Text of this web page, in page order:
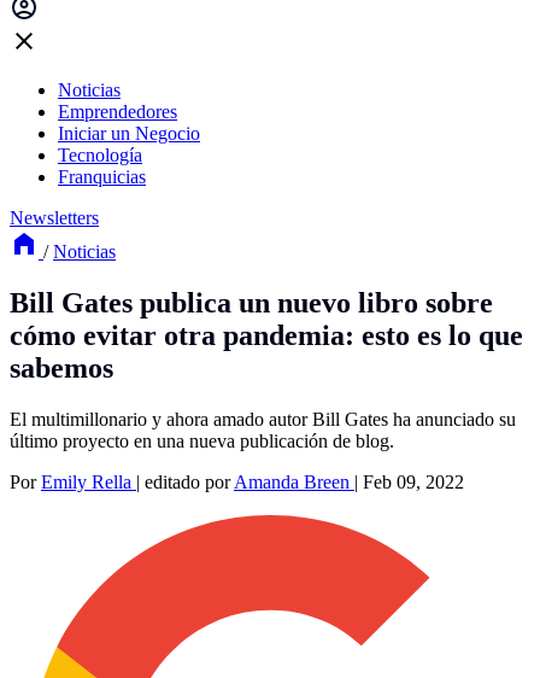
Noticias
Emprendedores
Iniciar un Negocio
Tecnología
Franquicias
Newsletters
/ Noticias
Bill Gates publica un nuevo libro sobre
cómo evitar otra pandemia: esto es lo que
sabemos
El multimillonario y ahora amado autor Bill Gates ha anunciado su
último proyecto en una nueva publicación de blog.
PorEmily Rella | editado porAmanda Breen | Feb 09, 2022